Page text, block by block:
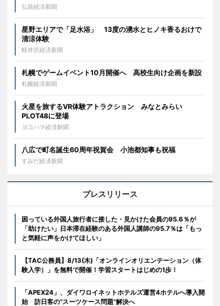
弘前経済新聞
星野エリアで「足水浴」 13度の湧水とヒノキ香るおけで
清涼体験
軽井沢経済新聞
札幌でゲームイベント10月開催へ 高校生向け企画を新設
札幌経済新聞
火星を旅するVR体験アトラクション みなとみらい
PLOT48に登場
ヨコハマ経済新聞
八広で町名誕生60周年祝賀会 小池都知事も祝福
すみだ経済新聞
プレスリリース
困っている外国人旅行者に接した・見かけた会員の95.6％が
「助けたい」日本滞在経験のある外国人講師の95.7％は「もっ
と気軽に声をかけてほしい」
【TAC公務員】8/13(木)「オンラインオリエンテーション（体
験入学）」を無料で開催！学習スタートはじめの1歩！
「APEX24」、ダイワロイネットホテルズ運営4ホテルへ導入開
始 訪日客の“スーツケース問題”解決へ